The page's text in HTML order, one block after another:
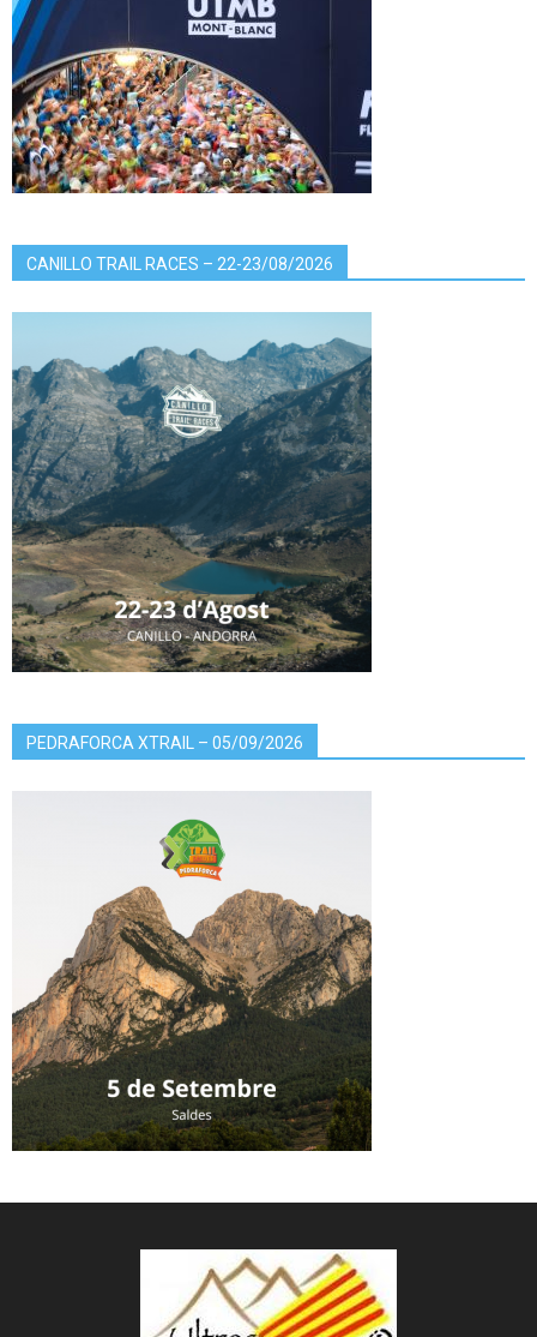
CANILLO TRAIL RACES – 22-23/08/2026
PEDRAFORCA XTRAIL – 05/09/2026